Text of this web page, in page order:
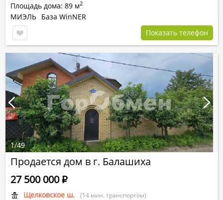
Площадь дома: 89 м2
МИЭЛЬ База WinNER
Показать телефон
Продается дом в г. Балашиха
Щелковское ш. (14 мин. транспортом)
27 500 000Р
1/49